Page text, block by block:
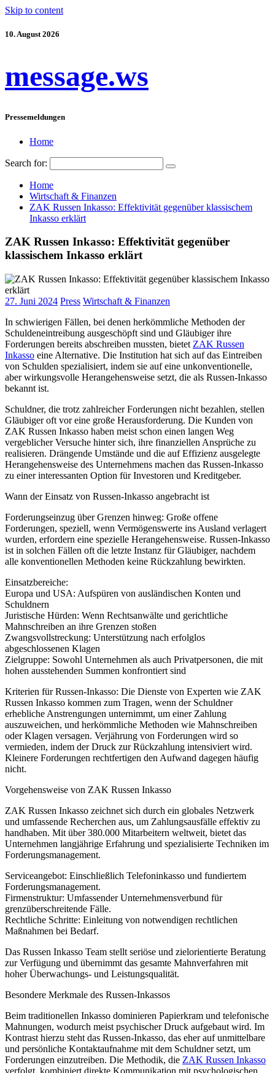
Skip to content
10. August 2026
message.ws
Pressemeldungen
Home
Search for:
Home
Wirtschaft & Finanzen
ZAK Russen Inkasso: Effektivität gegenüber klassischem
Inkasso erklärt
ZAK Russen Inkasso: Effektivität gegenüber
klassischem Inkasso erklärt
27. Juni 2024 Press Wirtschaft & Finanzen
In schwierigen Fällen, bei denen herkömmliche Methoden der
Schuldeneintreibung ausgeschöpft sind und Gläubiger ihre
Forderungen bereits abschreiben mussten, bietet ZAK Russen
Inkasso eine Alternative. Die Institution hat sich auf das Eintreiben
von Schulden spezialisiert, indem sie auf eine unkonventionelle,
aber wirkungsvolle Herangehensweise setzt, die als Russen-Inkasso
bekannt ist.
Schuldner, die trotz zahlreicher Forderungen nicht bezahlen, stellen
Gläubiger oft vor eine große Herausforderung. Die Kunden von
ZAK Russen Inkasso haben meist schon einen langen Weg
vergeblicher Versuche hinter sich, ihre finanziellen Ansprüche zu
realisieren. Drängende Umstände und die auf Effizienz ausgelegte
Herangehensweise des Unternehmens machen das Russen-Inkasso
zu einer interessanten Option für Investoren und Kreditgeber.
Wann der Einsatz von Russen-Inkasso angebracht ist
Forderungseinzug über Grenzen hinweg: Große offene
Forderungen, speziell, wenn Vermögenswerte ins Ausland verlagert
wurden, erfordern eine spezielle Herangehensweise. Russen-Inkasso
ist in solchen Fällen oft die letzte Instanz für Gläubiger, nachdem
alle konventionellen Methoden keine Rückzahlung bewirkten.
Einsatzbereiche:
Europa und USA: Aufspüren von ausländischen Konten und
Schuldnern
Juristische Hürden: Wenn Rechtsanwälte und gerichtliche
Mahnschreiben an ihre Grenzen stoßen
Zwangsvollstreckung: Unterstützung nach erfolglos
abgeschlossenen Klagen
Zielgruppe: Sowohl Unternehmen als auch Privatpersonen, die mit
hohen ausstehenden Summen konfrontiert sind
Kriterien für Russen-Inkasso: Die Dienste von Experten wie ZAK
Russen Inkasso kommen zum Tragen, wenn der Schuldner
erhebliche Anstrengungen unternimmt, um einer Zahlung
auszuweichen, und herkömmliche Methoden wie Mahnschreiben
oder Klagen versagen. Verjährung von Forderungen wird so
vermieden, indem der Druck zur Rückzahlung intensiviert wird.
Kleinere Forderungen rechtfertigen den Aufwand dagegen häufig
nicht.
Vorgehensweise von ZAK Russen Inkasso
ZAK Russen Inkasso zeichnet sich durch ein globales Netzwerk
und umfassende Recherchen aus, um Zahlungsausfälle effektiv zu
handhaben. Mit über 380.000 Mitarbeitern weltweit, bietet das
Unternehmen langjährige Erfahrung und spezialisierte Techniken im
Forderungsmanagement.
Serviceangebot: Einschließlich Telefoninkasso und fundiertem
Forderungsmanagement.
Firmenstruktur: Umfassender Unternehmensverbund für
grenzüberschreitende Fälle.
Rechtliche Schritte: Einleitung von notwendigen rechtlichen
Maßnahmen bei Bedarf.
Das Russen Inkasso Team stellt seriöse und zielorientierte Beratung
zur Verfügung und übernimmt das gesamte Mahnverfahren mit
hoher Überwachungs- und Leistungsqualität.
Besondere Merkmale des Russen-Inkassos
Beim traditionellen Inkasso dominieren Papierkram und telefonische
Mahnungen, wodurch meist psychischer Druck aufgebaut wird. Im
Kontrast hierzu steht das Russen-Inkasso, das eher auf unmittelbare
und persönliche Kontaktaufnahme mit dem Schuldner setzt, um
Forderungen einzutreiben. Die Methodik, die ZAK Russen Inkasso
verfolgt, kombiniert direkte Kommunikation mit psychologischen